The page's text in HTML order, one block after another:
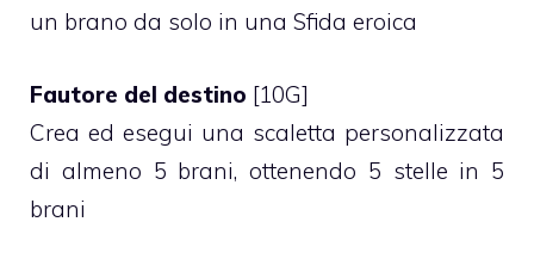
un brano da solo in una Sfida eroica
Fautore del destino [10G]
Crea ed esegui una scaletta personalizzata
di almeno 5 brani, ottenendo 5 stelle in 5
brani